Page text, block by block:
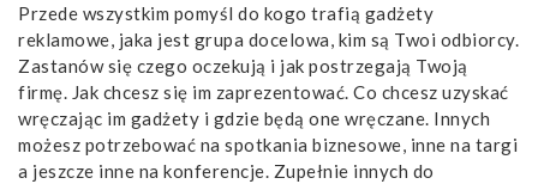
Przede wszystkim pomyśl do kogo trafią gadżety
reklamowe, jaka jest grupa docelowa, kim są Twoi odbiorcy.
Zastanów się czego oczekują i jak postrzegają Twoją
firmę. Jak chcesz się im zaprezentować. Co chcesz uzyskać
wręczając im gadżety i gdzie będą one wręczane. Innych
możesz potrzebować na spotkania biznesowe, inne na targi
a jeszcze inne na konferencje. Zupełnie innych do